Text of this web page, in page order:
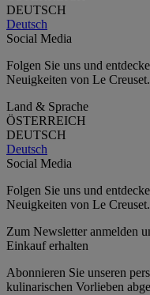
DEUTSCH
Deutsch
Social Media
Folgen Sie uns und
Neuigkeiten von Le Creuset.
Land & Sprache
ÖSTERREICH
DEUTSCH
Deutsch
Social Media
Folgen Sie uns und
Neuigkeiten von Le Creuset.
Zum Newsletter anmelden
Einkauf erhalten
Abonnieren Sie unseren
kulinarischen Vorlieben